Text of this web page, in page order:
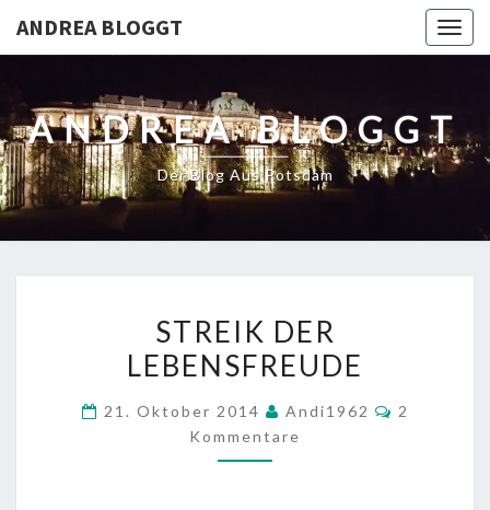
ANDREA BLOGGT
ANDREA BLOGGT
Der Blog Aus Potsdam
DER
LEBENSFREUDE
STREIK DER
LEBENSFREUDE
21. Oktober 2014 Andi1962
2
Kommentare